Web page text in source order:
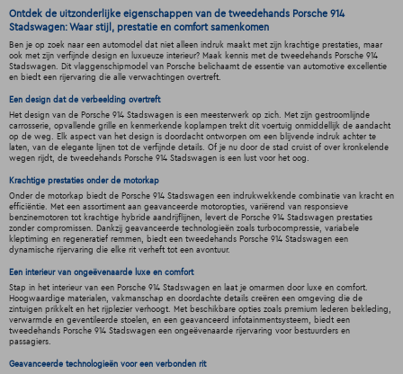
Ontdek de uitzonderlijke eigenschappen van de tweedehands Porsche 914
Stadswagen: Waar stijl, prestatie en comfort samenkomen
Ben je op zoek naar een automodel dat niet alleen indruk maakt met zijn krachtige prestaties, maar
ook met zijn verfijnde design en luxueuze interieur? Maak kennis met de tweedehands Porsche 914
Stadswagen. Dit vlaggenschipmodel van Porsche belichaamt de essentie van automotive excellentie
en biedt een rijervaring die alle verwachtingen overtreft.
Een design dat de verbeelding overtreft
Het design van de Porsche 914 Stadswagen is een meesterwerk op zich. Met zijn gestroomlijnde
carrosserie, opvallende grille en kenmerkende koplampen trekt dit voertuig onmiddellijk de aandacht
op de weg. Elk aspect van het design is doordacht ontworpen om een blijvende indruk achter te
laten, van de elegante lijnen tot de verfijnde details. Of je nu door de stad cruist of over kronkelende
wegen rijdt, de tweedehands Porsche 914 Stadswagen is een lust voor het oog.
Krachtige prestaties onder de motorkap
Onder de motorkap biedt de Porsche 914 Stadswagen een indrukwekkende combinatie van kracht en
efficiëntie. Met een assortiment aan geavanceerde motoropties, variërend van responsieve
benzinemotoren tot krachtige hybride aandrijflijnen, levert de Porsche 914 Stadswagen prestaties
zonder compromissen. Dankzij geavanceerde technologieën zoals turbocompressie, variabele
kleptiming en regeneratief remmen, biedt een tweedehands Porsche 914 Stadswagen een
dynamische rijervaring die elke rit verheft tot een avontuur.
Een interieur van ongeëvenaarde luxe en comfort
Stap in het interieur van een Porsche 914 Stadswagen en laat je omarmen door luxe en comfort.
Hoogwaardige materialen, vakmanschap en doordachte details creëren een omgeving die de
zintuigen prikkelt en het rijplezier verhoogt. Met beschikbare opties zoals premium lederen bekleding,
verwarmde en geventileerde stoelen, en een geavanceerd infotainmentsysteem, biedt een
tweedehands Porsche 914 Stadswagen een ongeëvenaarde rijervaring voor bestuurders en
passagiers.
Geavanceerde technologieën voor een verbonden rit